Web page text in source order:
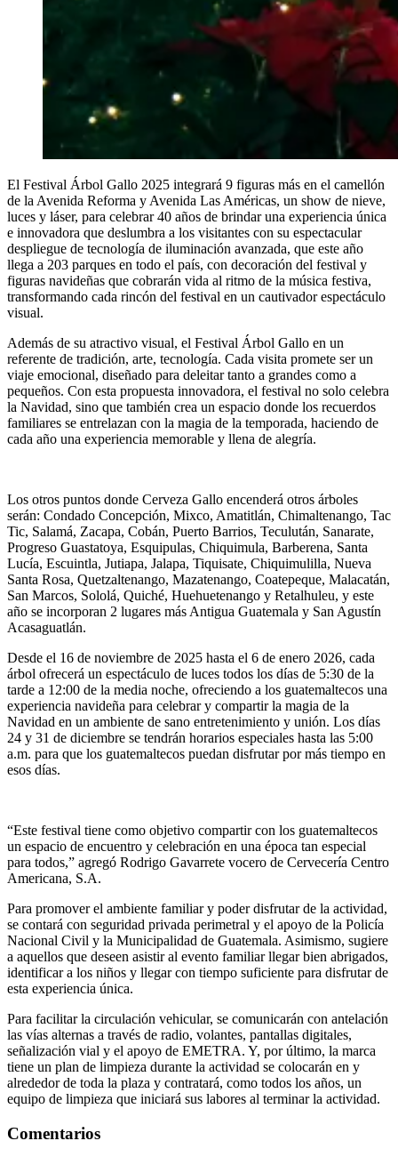
El Festival Árbol Gallo 2025 integrará 9 figuras más en el camellón
de la Avenida Reforma y Avenida Las Américas, un show de nieve,
luces y láser, para celebrar 40 años de brindar una experiencia única
e innovadora que deslumbra a los visitantes con su espectacular
despliegue de tecnología de iluminación avanzada, que este año
llega a 203 parques en todo el país, con decoración del festival y
figuras navideñas que cobrarán vida al ritmo de la música festiva,
transformando cada rincón del festival en un cautivador espectáculo
visual.
Además de su atractivo visual, el Festival Árbol Gallo en un
referente de tradición, arte, tecnología. Cada visita promete ser un
viaje emocional, diseñado para deleitar tanto a grandes como a
pequeños. Con esta propuesta innovadora, el festival no solo celebra
la Navidad, sino que también crea un espacio donde los recuerdos
familiares se entrelazan con la magia de la temporada, haciendo de
cada año una experiencia memorable y llena de alegría.
Los otros puntos donde Cerveza Gallo encenderá otros árboles
serán: Condado Concepción, Mixco, Amatitlán, Chimaltenango, Tac
Tic, Salamá, Zacapa, Cobán, Puerto Barrios, Teculután, Sanarate,
Progreso Guastatoya, Esquipulas, Chiquimula, Barberena, Santa
Lucía, Escuintla, Jutiapa, Jalapa, Tiquisate, Chiquimulilla, Nueva
Santa Rosa, Quetzaltenango, Mazatenango, Coatepeque, Malacatán,
San Marcos, Sololá, Quiché, Huehuetenango y Retalhuleu, y este
año se incorporan 2 lugares más Antigua Guatemala y San Agustín
Acasaguatlán.
Desde el 16 de noviembre de 2025 hasta el 6 de enero 2026, cada
árbol ofrecerá un espectáculo de luces todos los días de 5:30 de la
tarde a 12:00 de la media noche, ofreciendo a los guatemaltecos una
experiencia navideña para celebrar y compartir la magia de la
Navidad en un ambiente de sano entretenimiento y unión. Los días
24 y 31 de diciembre se tendrán horarios especiales hasta las 5:00
a.m. para que los guatemaltecos puedan disfrutar por más tiempo en
esos días.
“Este festival tiene como objetivo compartir con los guatemaltecos
un espacio de encuentro y celebración en una época tan especial
para todos,” agregó Rodrigo Gavarrete vocero de Cervecería Centro
Americana, S.A.
Para promover el ambiente familiar y poder disfrutar de la actividad,
se contará con seguridad privada perimetral y el apoyo de la Policía
Nacional Civil y la Municipalidad de Guatemala. Asimismo, sugiere
a aquellos que deseen asistir al evento familiar llegar bien abrigados,
identificar a los niños y llegar con tiempo suficiente para disfrutar de
esta experiencia única.
Para facilitar la circulación vehicular, se comunicarán con antelación
las vías alternas a través de radio, volantes, pantallas digitales,
señalización vial y el apoyo de EMETRA. Y, por último, la marca
tiene un plan de limpieza durante la actividad se colocarán en y
alrededor de toda la plaza y contratará, como todos los años, un
equipo de limpieza que iniciará sus labores al terminar la actividad.
Comentarios